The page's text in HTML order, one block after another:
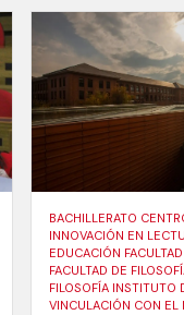
BACHILLERATO
INNOVACIÓN EN
EDUCACIÓN
FACULTAD DE
FILOSOFÍA INSTITUTO
VINCULACIÓN CON EL